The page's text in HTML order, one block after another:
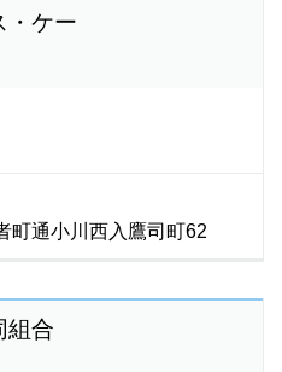
・ケー
町通小川西入鷹司町62
組合